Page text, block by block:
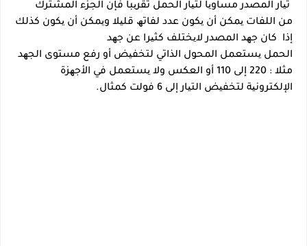
تیار المصدرمساویا لتیار الحمل تقریبا فإن الجزء المشترك
من اللفات یمكن أن یكون عدد لفاتھ قلیلا ویمكن أن یكون كذلك
إذا كان جھد المصدر لایختلف كثیرا عن جھد
الحمل یستعمل المحول الذاتي لتخفیض أو رفع مستوى الجھد
مثلا : 220 إلى
110 أو العكس ولا یستعمل
في الأجھزة
الإلكترونیة لتخفیض التیار إلى 6 فولت كمثال.